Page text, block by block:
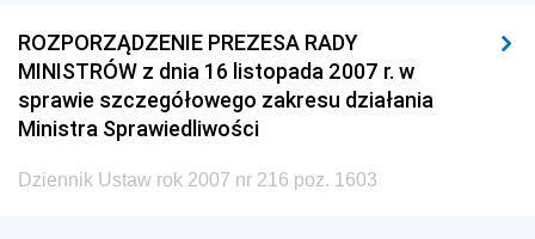
ROZPORZĄDZENIE PREZESA RADY
MINISTRÓW z dnia 16 listopada 2007 r. w
sprawie szczegółowego zakresu działania
Ministra Sprawiedliwości
Dziennik Ustaw rok 2007 nr 216 poz. 1603